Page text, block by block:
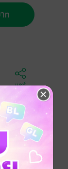
ท
แชร์
หลับอยู่ดี ๆ
หนึ่งและเขา
พื้นเพเดิม
หนเลยก็ว่า
นักเพื่อให้อยู่